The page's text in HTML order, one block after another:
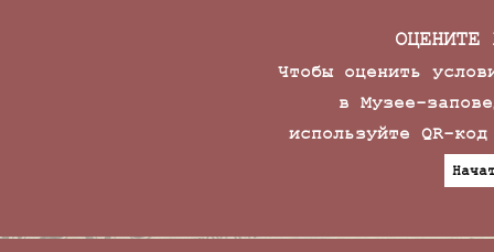
ОЦЕНИТЕ
Чтобы оценить
в Музее-
используйте QR-